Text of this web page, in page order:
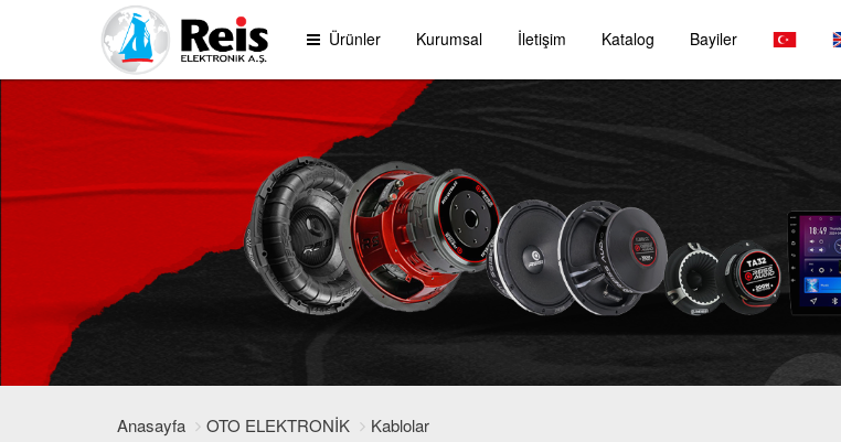
Ürünler Kurumsal İletişim Katalog Bayiler
Anasayfa OTO ELEKTRONİK Kablolar